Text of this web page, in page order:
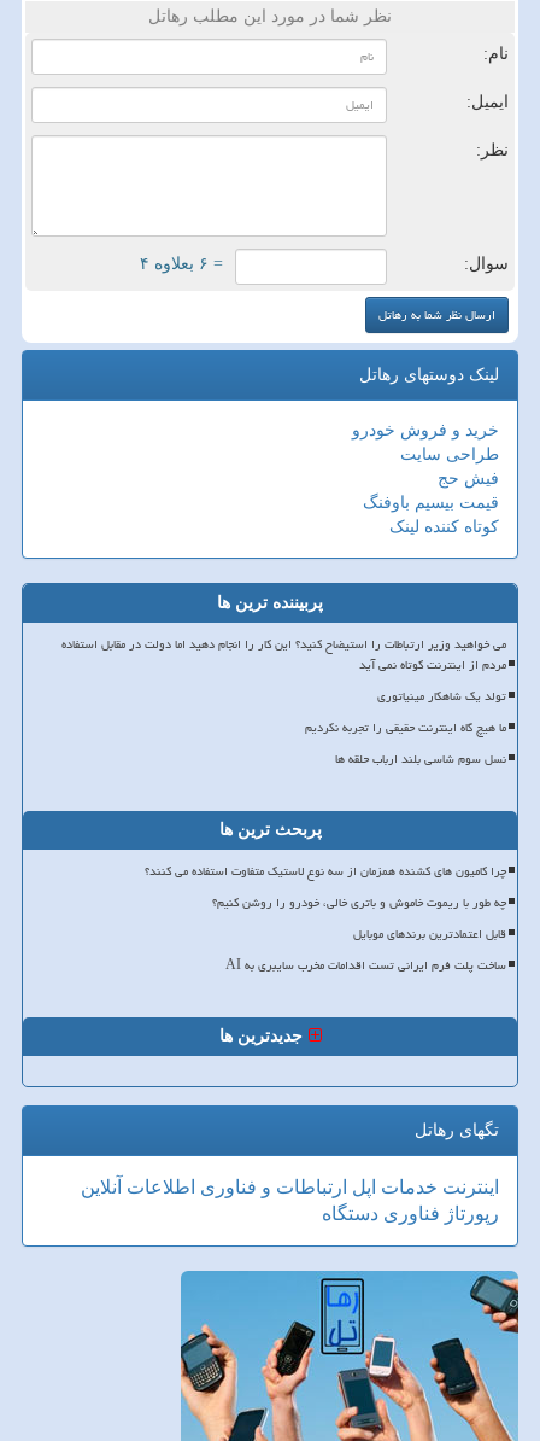
نظر شما در مورد این مطلب رهاتل
نام:
ایمیل:
نظر:
سوال: = ۶ بعلاوه ۴
لینک دوستهای رهاتل
خرید و فروش خودرو
طراحی سایت
فیش حج
قیمت بیسیم باوفنگ
کوتاه کننده لینک
پربیننده ترین ها
می خواهید وزیر ارتباطات را استیضاح کنید؟ این کار را انجام دهید اما دولت در مقابل استفاده
مردم از اینترنت کوتاه نمی آید
تولد یک شاهکار مینیاتوری
ما هیچ گاه اینترنت حقیقی را تجربه نکردیم
نسل سوم شاسی بلند ارباب حلقه ها
پربحث ترین ها
چرا کامیون های کشنده همزمان از سه نوع لاستیک متفاوت استفاده می کنند؟
چه طور با ریموت خاموش و باتری خالی، خودرو را روشن کنیم؟
قابل اعتمادترین برندهای موبایل
ساخت پلت فرم ایرانی تست اقدامات مخرب سایبری به AI
جدیدترین ها
تگهای رهاتل
اینترنت خدمات اپل ارتباطات و فناوری اطلاعات آنلاین
رپورتاژ فناوری دستگاه